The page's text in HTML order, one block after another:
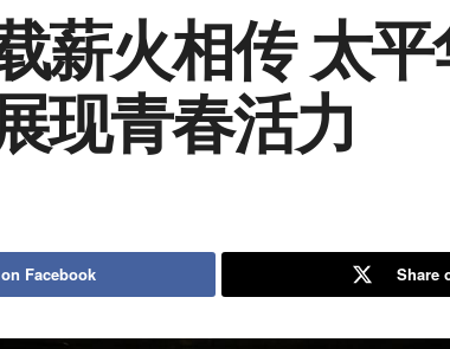
薪火相传 太
现青春活力
Facebook Share